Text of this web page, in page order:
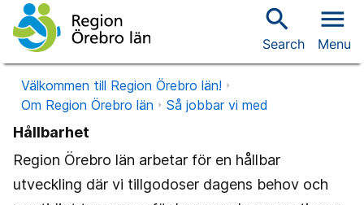
search
Search
menu
Menu
Välkommen till Region Örebro län!
Om Region Örebro län
Så jobbar vi med
Hållbarhet
Region Örebro län arbetar för en hållbar
utveckling där vi tillgodoser dagens behov och